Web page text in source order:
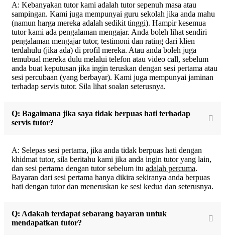
A: Kebanyakan tutor kami adalah tutor sepenuh masa atau
sampingan. Kami juga mempunyai guru sekolah jika anda mahu
(namun harga mereka adalah sedikit tinggi). Hampir kesemua
tutor kami ada pengalaman mengajar. Anda boleh lihat sendiri
pengalaman mengajar tutor, testimoni dan rating dari klien
terdahulu (jika ada) di profil mereka. Atau anda boleh juga
temubual mereka dulu melalui telefon atau video call, sebelum
anda buat keputusan jika ingin teruskan dengan sesi pertama atau
sesi percubaan (yang berbayar). Kami juga mempunyai jaminan
terhadap servis tutor. Sila lihat soalan seterusnya.
Q: Bagaimana jika saya tidak berpuas hati terhadap
servis tutor?
A: Selepas sesi pertama, jika anda tidak berpuas hati dengan
khidmat tutor, sila beritahu kami jika anda ingin tutor yang lain,
dan sesi pertama dengan tutor sebelum itu adalah percuma.
Bayaran dari sesi pertama hanya dikira sekiranya anda berpuas
hati dengan tutor dan meneruskan ke sesi kedua dan seterusnya.
Q: Adakah terdapat sebarang bayaran untuk
mendapatkan tutor?